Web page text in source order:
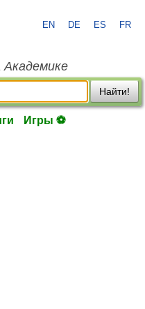
EN DE ES FR
Академике
Найти!
Игры ⚽